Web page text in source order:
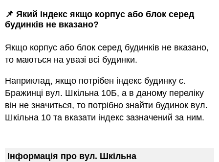
📌 Який індекс якщо корпус або блок серед
будинкiв не вказано?
Якщо корпус або блок серед будинкiв не вказано,
то маються на увазi всi будинки.
Наприклад, якщо потрiбен індекс будинку с.
Бражинці вул. Шкільна 10Б, а в даному переліку
він не значиться, то потрібно знайти будинок вул.
Шкільна 10 та вказати індекс зазначений за ним.
Інформація про вул. Шкільна